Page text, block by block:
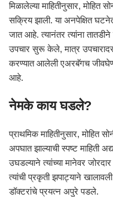
मिळालेल्या माहितीनुसार,
सक्रिय झाली. या अनपेक्षित
जात आहे. त्यानंतर त्यांना
उपचार सुरू केले, मात्र
करण्यात आलेली एअरबॅगच
आहे.
नेमके काय घडले?
प्राथमिक माहितीनुसार, मोहित
अपघात झाल्याची स्पष्ट माहिती
उघडल्याने त्यांच्या मानेवर
त्यांची प्रकृती झपाट्याने
डॉक्टरांचे प्रयत्न अपुरे पडले.